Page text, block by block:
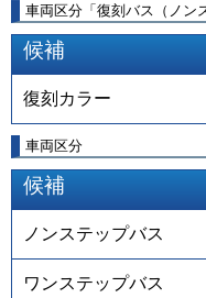
車両区分「復刻バス（ノン
候補
復刻カラー
車両区分
候補
ノンステップバス
ワンステップバス